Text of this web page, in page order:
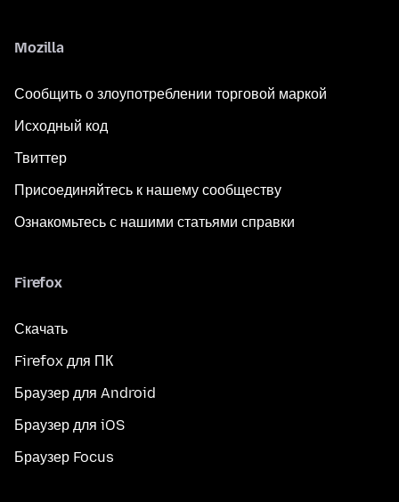
Mozilla
Сообщить о злоупотреблении торговой маркой
Исходный код
Твиттер
Присоединяйтесь к нашему сообществу
Ознакомьтесь с нашими статьями справки
Firefox
Скачать
Firefox для ПК
Браузер для Android
Браузер для iOS
Браузер Focus